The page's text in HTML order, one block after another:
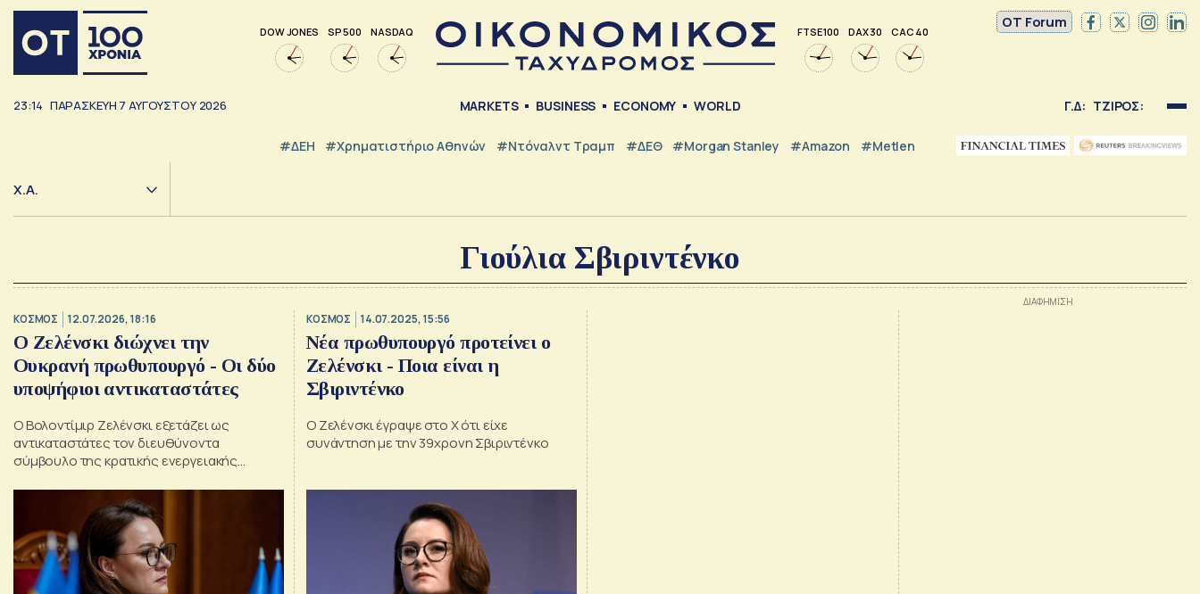
DOW JONES SP 500 NASDAQ FTSE 100 DAX 30 CAC 40
OT Forum
23:14 ΠΑΡΑΣΚΕΥΉ 7 ΑΥΓΟΎΣΤΟΥ 2026 MARKETS BUSINESS ECONOMY WORLD Γ.Δ: ΤΖΙΡΟΣ:
#ΔΕΗ #Χρηματιστήριο Αθηνών #Ντόναλντ Τραμπ #ΔΕΘ #Morgan Stanley #Amazon #Metlen
Χ.Α.
Γιούλια Σβιριντένκο
ΚΟΣΜΟΣ 12.07.2026, 18:16
Ο Ζελένσκι διώχνει την
Ουκρανή πρωθυπουργό - Οι δύο
υποψήφιοι αντικαταστάτες
Ο Βολοντίμιρ Ζελένσκι εξετάζει ως
αντικαταστάτες τον διευθύνοντα
σύμβουλο της κρατικής ενεργειακής
τον πρώην πρωθυπουργό και νυν υπουργό
Ενέργειας, Ντένις Σμιχάλ
ΚΟΣΜΟΣ 14.07.2025, 15:56
Νέα πρωθυπουργό προτείνει ο
Ζελένσκι - Ποια είναι η
Σβιριντένκο
Ο Ζελένσκι έγραψε στο X ότι είχε
συνάντηση με την 39χρονη Σβιριντένκο